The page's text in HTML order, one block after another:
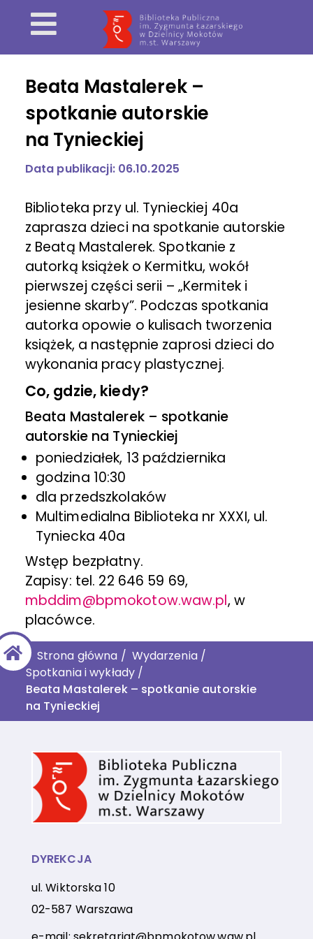
Beata Mastalerek –
spotkanie autorskie
na Tynieckiej
Data publikacji: 06.10.2025
Biblioteka przy ul. Tynieckiej 40a
zaprasza dzieci na spotkanie autorskie
z Beatą Mastalerek. Spotkanie z
autorką książek o Kermitku, wokół
pierwszej części serii – „Kermitek i
jesienne skarby”. Podczas spotkania
autorka opowie o kulisach tworzenia
książek, a następnie zaprosi dzieci do
wykonania pracy plastycznej.
Co, gdzie, kiedy?
Beata Mastalerek – spotkanie
autorskie na Tynieckiej
poniedziałek, 13 października
godzina 10:30
dla przedszkolaków
Multimedialna Biblioteka nr XXXI, ul.
Tyniecka 40a
Wstęp bezpłatny.
Zapisy: tel. 22 646 59 69,
mbddim@bpmokotow.waw.pl, w
placówce.
Strona główna / Wydarzenia/
Spotkania i wykłady /
Beata Mastalerek – spotkanie autorskie
na Tynieckiej
DYREKCJA
ul. Wiktorska 10
02-587 Warszawa